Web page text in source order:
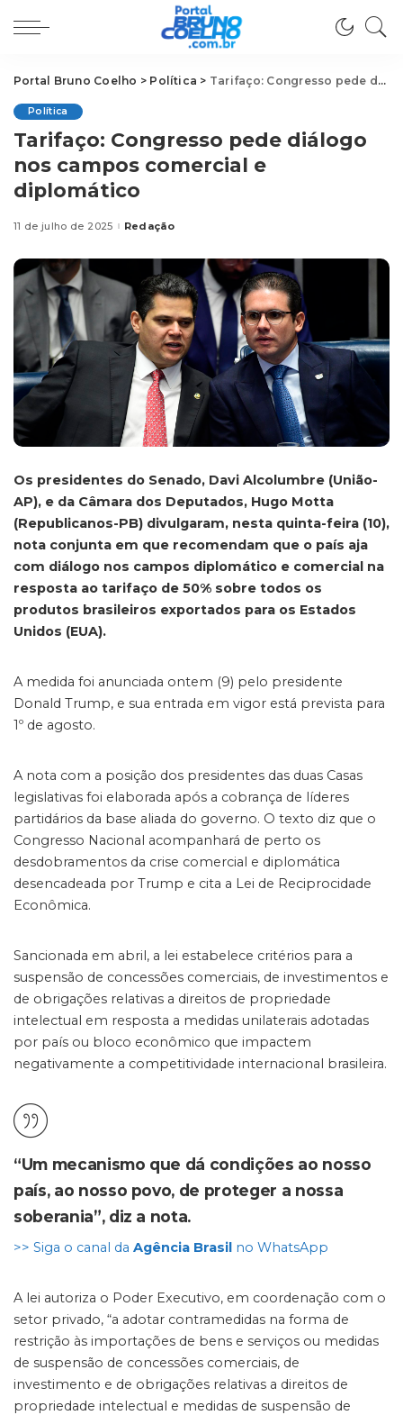
Portal Bruno Coelho > Política > Tarifaço: Congresso pede diálogo nos campos comercial e diplomático
Política
Tarifaço: Congresso pede diálogo
nos campos comercial e
diplomático
11 de julho de 2025Posted
Redação
Os presidentes do Senado, Davi Alcolumbre (União-
AP), e da Câmara dos Deputados, Hugo Motta
(Republicanos-PB) divulgaram, nesta quinta-feira (10),
nota conjunta em que recomendam que o país aja
com diálogo nos campos diplomático e comercial na
resposta ao tarifaço de 50% sobre todos os
produtos brasileiros exportados para os Estados
Unidos (EUA).
A medida foi anunciada ontem (9) pelo presidente
Donald Trump, e sua entrada em vigor está prevista para
1º de agosto.
A nota com a posição dos presidentes das duas Casas
legislativas foi elaborada após a cobrança de líderes
partidários da base aliada do governo. O texto diz que o
Congresso Nacional acompanhará de perto os
desdobramentos da crise comercial e diplomática
desencadeada por Trump e cita a Lei de Reciprocidade
Econômica.
Sancionada em abril, a lei estabelece critérios para a
suspensão de concessões comerciais, de investimentos e
de obrigações relativas a direitos de propriedade
intelectual em resposta a medidas unilaterais adotadas
por país ou bloco econômico que impactem
negativamente a competitividade internacional brasileira.
“Um mecanismo que dá condições ao nosso
país, ao nosso povo, de proteger a nossa
soberania”, diz a nota.
>> Siga o canal da Agência Brasil no WhatsApp
A lei autoriza o Poder Executivo, em coordenação com o
setor privado, “a adotar contramedidas na forma de
restrição às importações de bens e serviços ou medidas
de suspensão de concessões comerciais, de
investimento e de obrigações relativas a direitos de
propriedade intelectual e medidas de suspensão de